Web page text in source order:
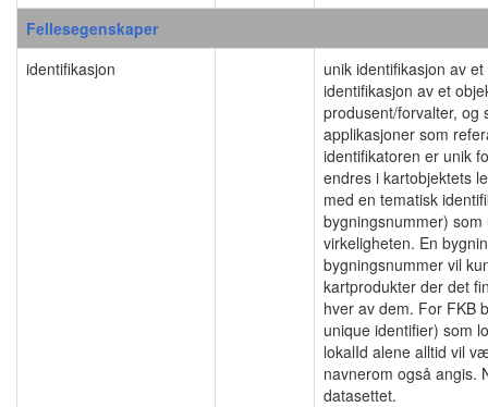
Fellesegenskaper
identifikasjon
unik identifikasjon av
identifikasjon av et
produsent/forvalter, og
applikasjoner som
identifikatoren er unik
endres i kartobjektets
med en tematisk
bygningsnummer)
virkeligheten. En
bygningsnummer vil
kartprodukter der det
hver av dem. For FKB
unique identifier) som
lokalId alene alltid vil
navnerom også angis.
datasettet.